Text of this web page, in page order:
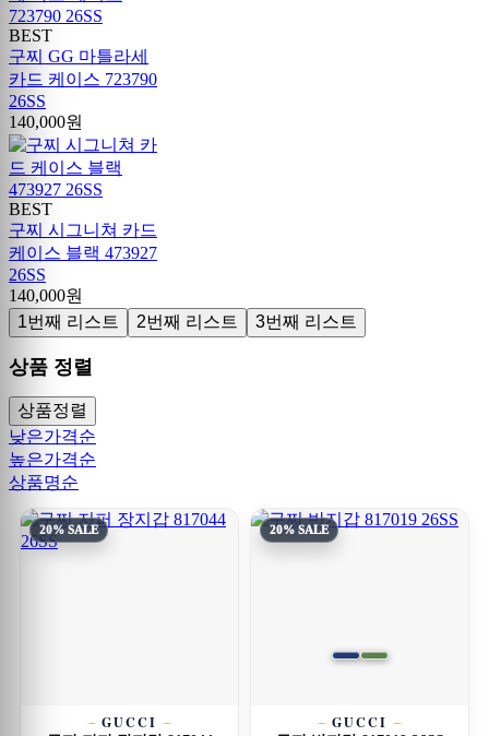
BEST
구찌 GG 마틀라세
카드 케이스 723790
26SS
140,000원
BEST
구찌 시그니쳐 카드
케이스 블랙 473927
26SS
140,000원
1번째 리스트
2번째 리스트 3번째 리스트
상품 정렬
상품정렬
낮은가격순
높은가격순
상품명순
20% SALE
GUCCI
20% SALE
GUCCI